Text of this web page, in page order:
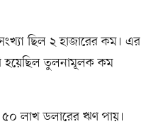
ছিল ২ হাজারের কম। এর
হয়েছিল তুলনামূলক কম
৫০ লাখ ডলারের ঋণ পায়।